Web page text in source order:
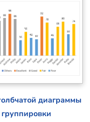
диаграммы